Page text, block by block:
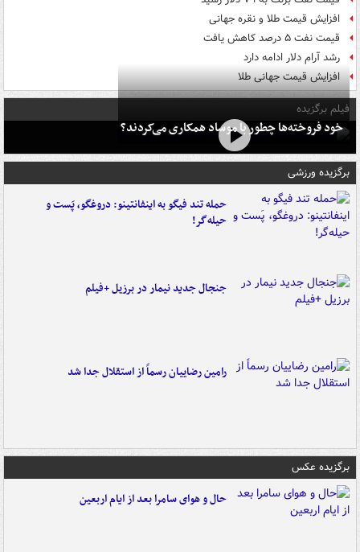
افزایش قیمت طلا و نقره جهانی
قیمت نفت ۵ درصد کاهش یافت
رشد آرام دلار ادامه دارد
افزایش قیمت جهانی طلا
فیلم برگزیده
خود فروخته‌ها چطور با موساد همکاری می‌کردند؟
برگزیده ورزشی
حمله تند فیگو به اینفانتینو: دروغگو، پَست‌ و
حیله‌گر!
جنجال جدید نیمار در برزیل +فیلم
رامین رضاییان رسماً از استقلال جدا شد
برگزیده عکس
حال و هوای سامرا بعد از ایام اربعین